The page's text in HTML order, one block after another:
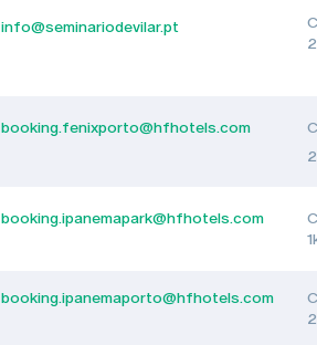
info@seminariodevilar.pt
booking.fenixporto@hfhotels.com
booking.ipanemapark@hfhotels.com
booking.ipanemaporto@hfhotels.com